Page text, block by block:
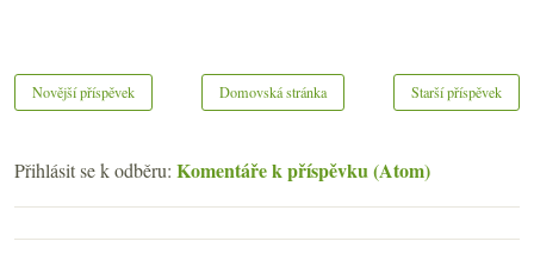
Novější příspěvek Starší příspěvek
Domovská stránka
Přihlásit se k odběru: Komentáře k příspěvku (Atom)